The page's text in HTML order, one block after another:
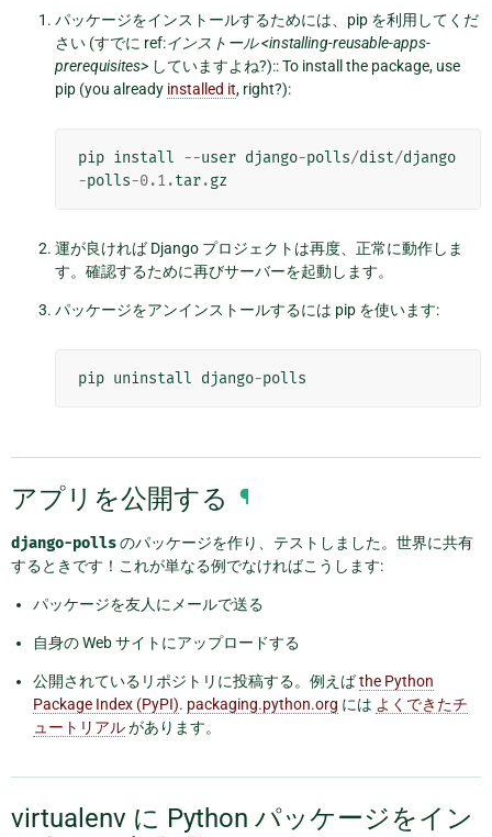
パッケージをインストールするためには、pip を利用してくだ
さい (すでに ref:インストール <installing-reusable-apps-
prerequisites> していますよね?):: To install the package, use
pip (you already installed it, right?):
pip install --user django-polls/dist/django
-polls-0.1.tar.gz
運が良ければ Django プロジェクトは再度、正常に動作しま
す。確認するために再びサーバーを起動します。
パッケージをアンインストールするには pip を使います:
pip uninstall django-polls
アプリを公開する ¶
django-pollsのパッケージを作り、テストしました。世界に共有
するときです！これが単なる例でなければこうします:
パッケージを友人にメールで送る
自身の Web サイトにアップロードする
公開されているリポジトリに投稿する。例えばthe Python
Package Index (PyPI). packaging.python.org には よくできたチ
ュートリアルがあります。
virtualenv に Python パッケージをイン